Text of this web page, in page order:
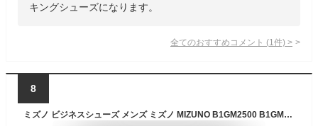
キングシューズになります。
全てのおすすめコメント (1 件) >
8
ミズノ ビジネスシューズ メンズ ミズノ MIZUNO B1GM2500 B1GM2501 B1GM2502 エクスライト メンズ ビジネスシューズ ウォーキング 本革 3E 幅広 カジュアル ST3 PT2 SO 春 夏 革靴 通勤 社会人 新生活 黒 ブラック 父の日 スニーカー 実用的 プレゼント 靴